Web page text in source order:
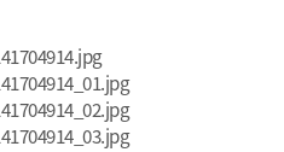
파일 다운로드
파일 다운로드
파일 다운로드
파일 다운로드